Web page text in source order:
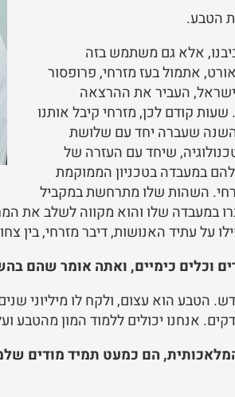
הטבע.
אלא גם משתמש בזה
אתמול בעז מזרחי, פרופסור
ישראל, העביר את ההרצאה
שעות קודם לכן, מזרחי קיבל אותנו
השנה שעברה יחד עם שלושת
שיחד עם העזרה של
במעבדה בטכניון הממוקמת
השהות שלו מתרחשת במקביל
במעבדה שלו והוא מקווה לשלב את
עתיד האנושות, דיבר מזרחי, בין
וכלים כימיים, ואתה אומר שהם
הוא עצום, ולקח לו מיליוני שנים
אנחנו יכולים ללמוד המון מהטבע
הם כמעט תמיד מודים